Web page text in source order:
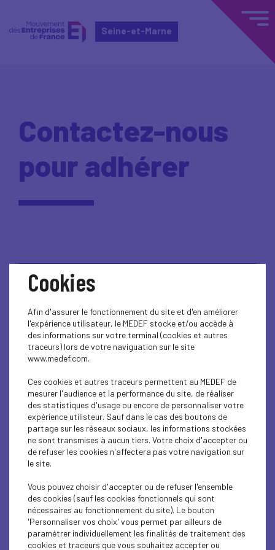
Seine-et-Marne
Contactez-nous
pour adhérer
Objet de la demande
Cookies
Afin d'assurer le fonctionnement du site et d'en améliorer
l'expérience utilisateur, le MEDEF stocke et/ou accède à
des informations sur votre terminal (cookies et autres
traceurs) lors de votre naviguation sur le site
www.medef.com.
Ces cookies et autres traceurs permettent au MEDEF de
mesurer l'audience et la performance du site, de réaliser
des statistiques d'usage ou encore de personnaliser votre
expérience utilisteur. Sauf dans le cas des boutons de
partage sur les réseaux sociaux, les informations stockées
ne sont transmises à aucun tiers. Votre choix d'accepter ou
de refuser les cookies n'affectera pas votre navigation sur
le site.
Vous pouvez choisir d'accepter ou de refuser l'ensemble
des cookies (sauf les cookies fonctionnels qui sont
nécessaires au fonctionnement du site). Le bouton
'Personnaliser vos choix' vous permet par ailleurs de
paramétrer individuellement les finalités de traitement des
cookies et traceurs que vous souhaitez accepter ou